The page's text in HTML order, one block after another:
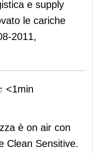
e supply
le cariche
2011,
<1min
è on air con
Clean Sensitive.